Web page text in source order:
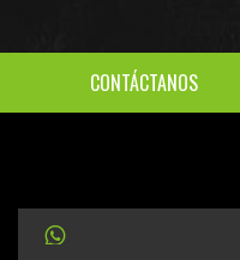
CONTÁCTANOS